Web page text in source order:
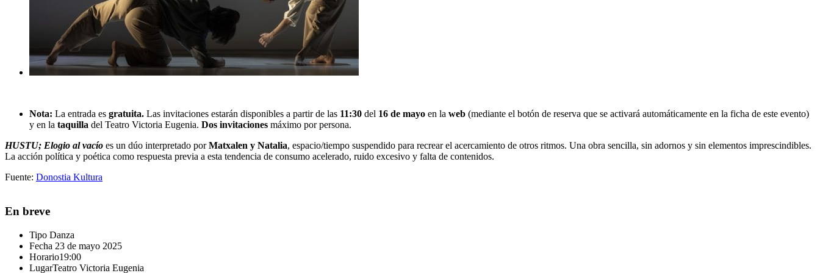
Nota: La entrada es gratuita. Las invitaciones estarán disponibles a partir de las 11:30 del 16 de mayo en la web (mediante el botón de reserva que se activará automáticamente en la ficha de este evento)
y en la taquilla del Teatro Victoria Eugenia. Dos invitaciones máximo por persona.
HUSTU; Elogio al vacío es un dúo interpretado porMatxalen y Natalia, espacio/tiempo suspendido para recrear el acercamiento de otros ritmos. Una obra sencilla, sin adornos y sin elementos imprescindibles.
La acción política y poética como respuesta previa a esta tendencia de consumo acelerado, ruido excesivo y falta de contenidos.
Fuente: Donostia Kultura
En breve
Tipo Danza
Fecha 23 de mayo 2025
Horario19:00
LugarTeatro Victoria Eugenia